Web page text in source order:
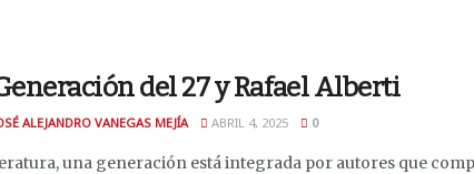
del 27 y Rafael Alberti
ALEJANDRO VANEGAS MEJÍA ABRIL 4, 2025 0
una generación está integrada por autores que